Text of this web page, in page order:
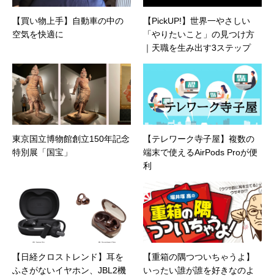
【買い物上手】自動車の中の
空気を快適に
【PickUP!】世界一やさしい
「やりたいこと」の見つけ方
｜天職を生み出す3ステップ
東京国立博物館創立150年記念
特別展「国宝」
【テレワーク寺子屋】複数の
端末で使えるAirPods Proが便
利
【日経クロストレンド】耳を
ふさがないイヤホン、JBL2機
【重箱の隅つついちゃうよ】
いったい誰が誰を好きなのよ